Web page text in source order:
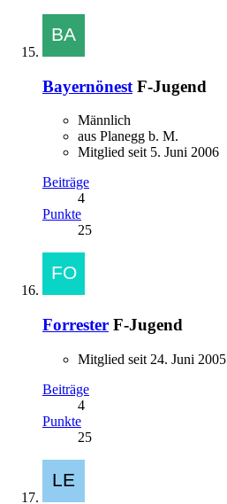
Bayernönest F-Jugend
Männlich
aus Planegg b. M.
Mitglied seit 5. Juni 2006
Beiträge
4
Punkte
25
Forrester F-Jugend
Mitglied seit 24. Juni 2005
Beiträge
4
Punkte
25